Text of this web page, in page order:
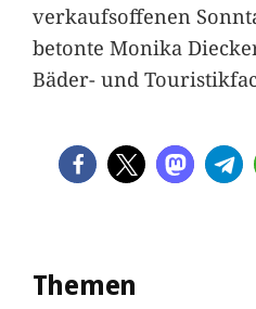
verkaufsoffenen
betonte Monika
Bäder- und
Themen